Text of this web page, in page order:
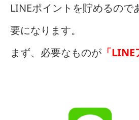
LINEポイントを貯めるので
要になります。
まず、必要なものが 「LINE